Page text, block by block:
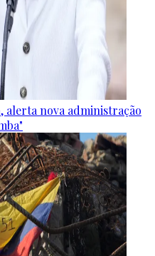
alerta nova administração